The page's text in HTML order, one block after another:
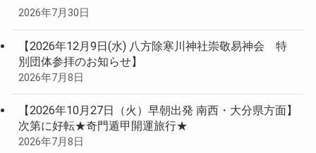
2026年7月30日
【2026年12月9日(水) 八方除寒川神社崇敬易神会 特
別団体参拝のお知らせ】
2026年7月8日
【2026年10月27日（火）早朝出発 南西・大分県方面】
次第に好転★奇門遁甲開運旅行★
2026年7月8日